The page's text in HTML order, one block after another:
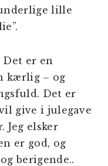
lille
er en
kærlig – og
Det er
give i julegave
Jeg elsker
er god, og
berigende..